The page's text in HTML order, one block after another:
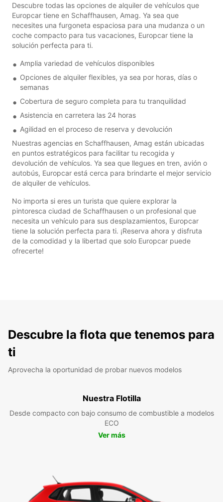
Descubre todas las opciones de alquiler de vehículos que
Europcar tiene en Schaffhausen, Amag. Ya sea que
necesites una furgoneta espaciosa para una mudanza o un
coche compacto para tus vacaciones, Europcar tiene la
solución perfecta para ti.
Amplia variedad de vehículos disponibles
Opciones de alquiler flexibles, ya sea por horas, días o
semanas
Cobertura de seguro completa para tu tranquilidad
Asistencia en carretera las 24 horas
Agilidad en el proceso de reserva y devolución
Nuestras agencias en Schaffhausen, Amag están ubicadas
en puntos estratégicos para facilitar tu recogida y
devolución de vehículos. Ya sea que llegues en tren, avión o
autobús, Europcar está cerca para brindarte el mejor servicio
de alquiler de vehículos.
No importa si eres un turista que quiere explorar la
pintoresca ciudad de Schaffhausen o un profesional que
necesita un vehículo para sus desplazamientos, Europcar
tiene la solución perfecta para ti. ¡Reserva ahora y disfruta
de la comodidad y la libertad que solo Europcar puede
ofrecerte!
Descubre la flota que tenemos para
ti
Aprovecha la oportunidad de probar nuevos modelos
Nuestra Flotilla
Desde compacto con bajo consumo de combustible a modelos
ECO
Ver más